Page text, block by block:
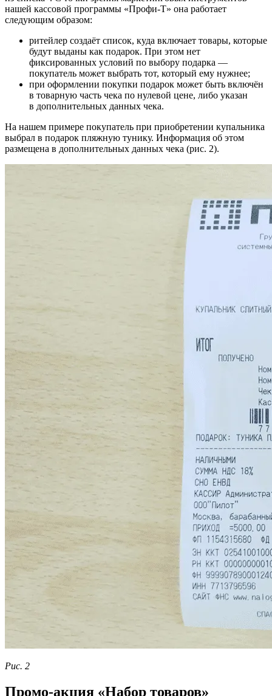
нашей кассовой программы «Профи-Т» она работает
следующим образом:
ритейлер создаёт список, куда включает товары, которые
будут выданы как подарок. При этом нет
фиксированных условий по выбору подарка —
покупатель может выбрать тот, который ему нужнее;
при оформлении покупки подарок может быть включён
в товарную часть чека по нулевой цене, либо указан
в дополнительных данных чека.
На нашем примере покупатель при приобретении купальника
выбрал в подарок пляжную тунику. Информация об этом
размещена в дополнительных данных чека (рис. 2).
Рис. 2
Промо-акция «Набор товаров»